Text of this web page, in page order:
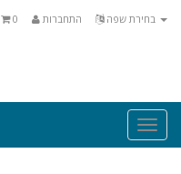
התחברות 0